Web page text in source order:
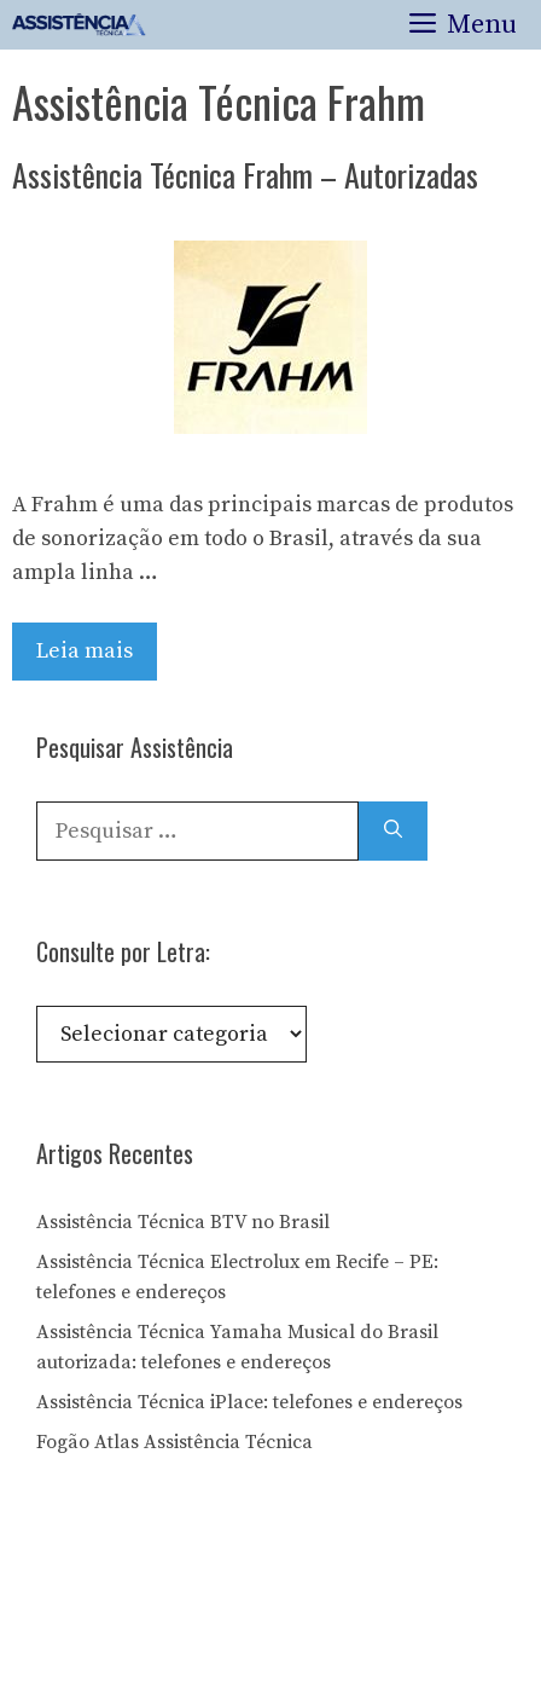
Pular
para
conteúdo
Menu
Assistência Técnica Frahm
Assistência Técnica Frahm – Autorizadas
A Frahm é uma das principais marcas de produtos
de sonorização em todo o Brasil, através da sua
ampla linha …
Leia mais
Pesquisar Assistência
Pesquisar
por:
Consulte por Letra:
Consulte
Artigos Recentes
Assistência Técnica BTV no Brasil
Assistência Técnica Electrolux em Recife – PE:
telefones e endereços
Assistência Técnica Yamaha Musical do Brasil
autorizada: telefones e endereços
Assistência Técnica iPlace: telefones e endereços
Fogão Atlas Assistência Técnica